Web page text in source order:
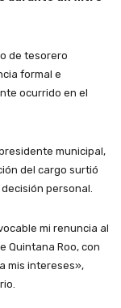
de tesorero
formal e
ocurrido en el
municipal,
del cargo surtió
personal.
mi renuncia al
Quintana Roo, con
mis intereses»,